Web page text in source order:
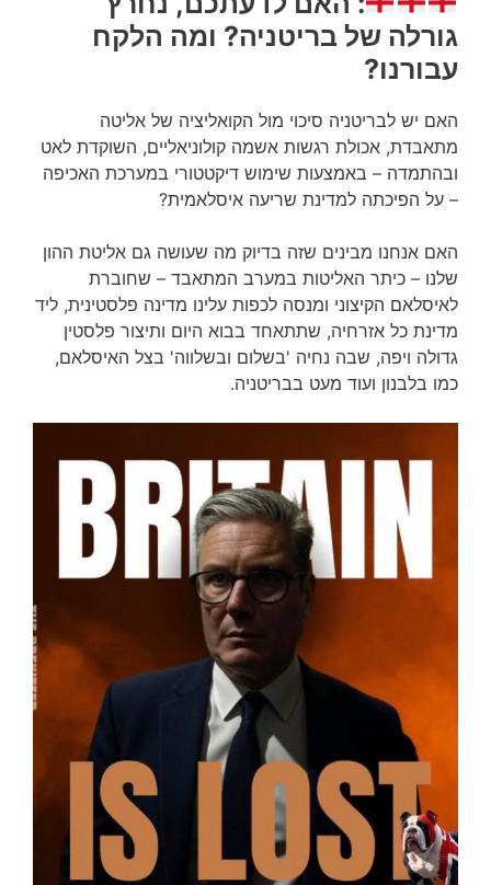
גורלה של בריטניה? ומה הלקח
עבורנו?
האם יש לבריטניה סיכוי מול הקואליציה של אליטה
מתאבדת, אכולת רגשות אשמה קולוניאליים, השוקדת לאט
ובהתמדה – באמצעות שימוש דיקטטורי במערכת האכיפה
– על הפיכתה למדינת שריעה איסלאמית?
האם אנחנו מבינים שזה בדיוק מה שעושה גם אליטת ההון
שלנו – כיתר האליטות במערב המתאבד – שחוברת
לאיסלאם הקיצוני ומנסה לכפות עלינו מדינה פלסטינית, ליד
מדינת כל אזרחיה, שתתאחד בבוא היום ותיצור פלסטין
גדולה ויפה, שבה נחיה 'בשלום ובשלווה' בצל האיסלאם,
כמו בלבנון ועוד מעט בבריטניה.